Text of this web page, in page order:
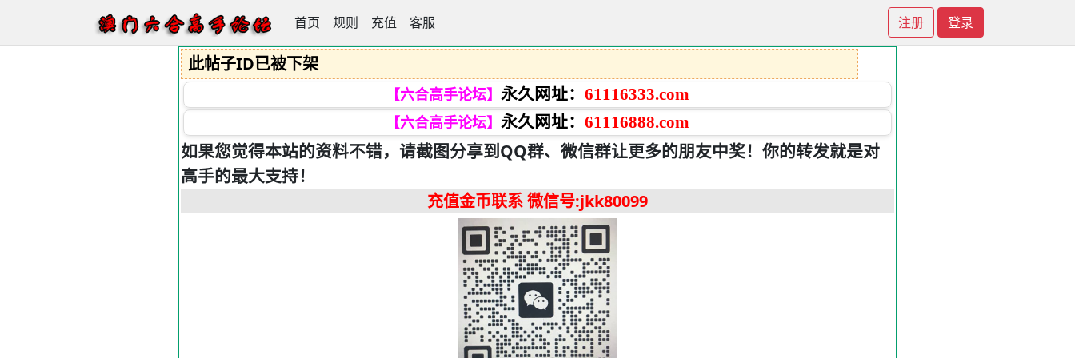
首页 规则 充值 客服 注册 登录
澳门六合高手论坛
此帖子ID已被下架
【六合高手论坛】 永久网址： 61116333.com
【六合高手论坛】 永久网址： 61116888.com
如果您觉得本站的资料不错，请截图分享到QQ群、微信群让更多的朋友中奖！你的转发就是对
高手的最大支持！
充值金币联系微信号:jkk80099